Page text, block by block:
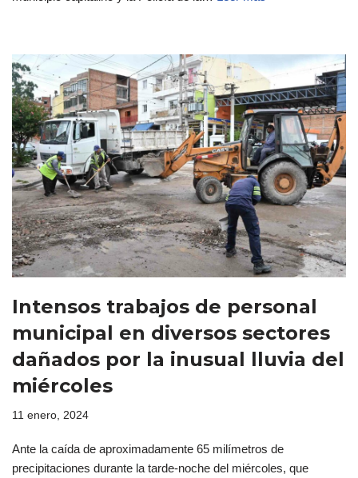
Intensos trabajos de personal
municipal en diversos sectores
dañados por la inusual lluvia del
miércoles
11 enero, 2024
Ante la caída de aproximadamente 65 milímetros de
precipitaciones durante la tarde-noche del miércoles, que